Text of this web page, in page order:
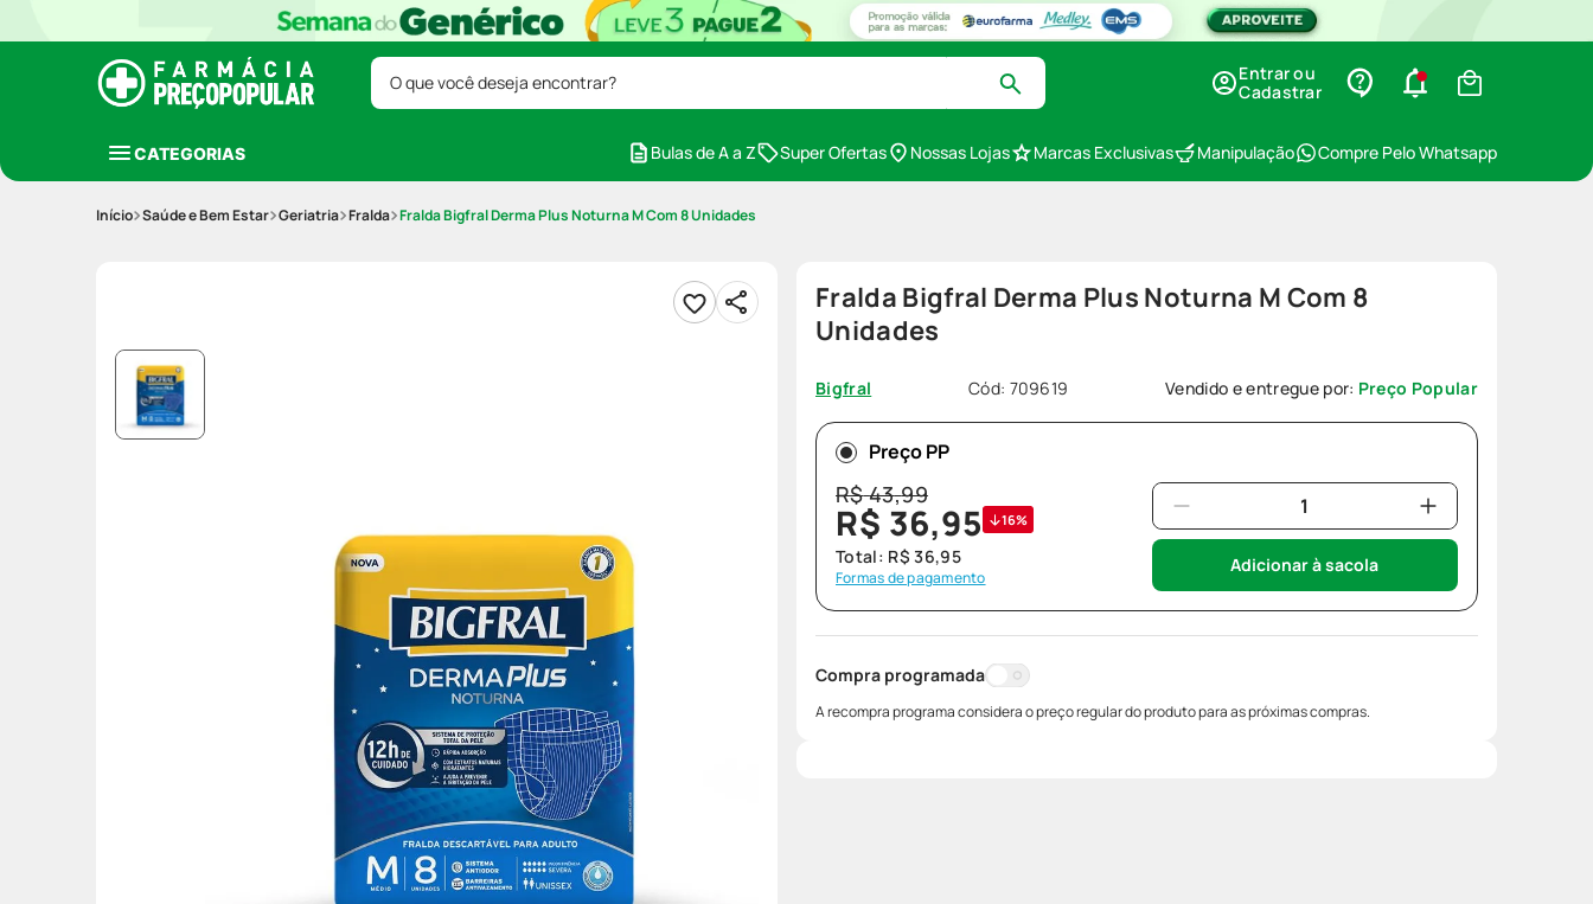
O que você deseja encontrar?
Entrar ou
Cadastrar
CATEGORIAS Bulas de A a Z Super Ofertas Nossas Lojas Marcas Exclusivas Manipulação Compre Pelo Whatsapp
Saúde e Bem Estar Geriatria Fralda Fralda Bigfral Derma Plus Noturna M Com 8 Unidades
Fralda Bigfral Derma Plus Noturna M Com 8
Unidades
Bigfral Cód: 709619 Vendido e entregue por: Preço Popular
Preço PP
R$43,99
R$ 36,95 16%
Total: R$ 36,95
Formas de pagamento
Adicionar à sacola
Compra programada
A recompra programa considera o preço regular do produto para as próximas compras.